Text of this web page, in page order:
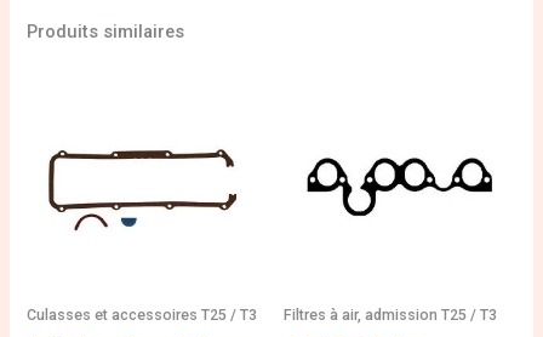
Produits similaires
Culasses et accessoires T25 / T3 Filtres à air, admission T25 / T3